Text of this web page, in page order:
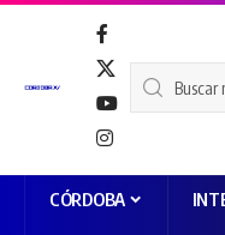
CÓRDOBA